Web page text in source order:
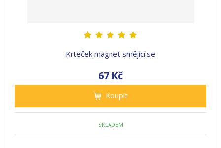
Krteček magnet smějící se
67 Kč
Koupit
SKLADEM